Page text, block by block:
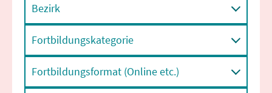
Bezirk
Fortbildungskategorie
Fortbildungsformat (Online etc.)